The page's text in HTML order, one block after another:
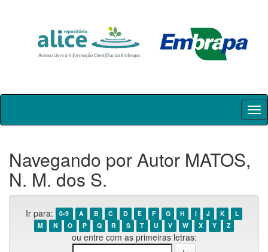
Skip
Navegando por Autor MATOS,
N. M. dos S.
Ir para: 0-9 A B C D E F G H I J K
L
M
N O P Q R S T U V W X Y Z
ou entre com as primeiras letras: